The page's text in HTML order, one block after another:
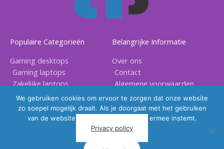
Populaire Categorieën
Gaming desktops
Gaming laptops
Zakelijke laptops
Gaming accessoires
Belangrijke Informatie
Over ons
Contact
Algemene voorwaarden
Privacy voorwaarden
We gebruiken cookies om ervoor te zorgen dat onze website
zo soepel mogelijk draait. Als je doorgaat met het gebruiken
van de website, gaan we er vanuit dat ermee instemt.
Privacy policy